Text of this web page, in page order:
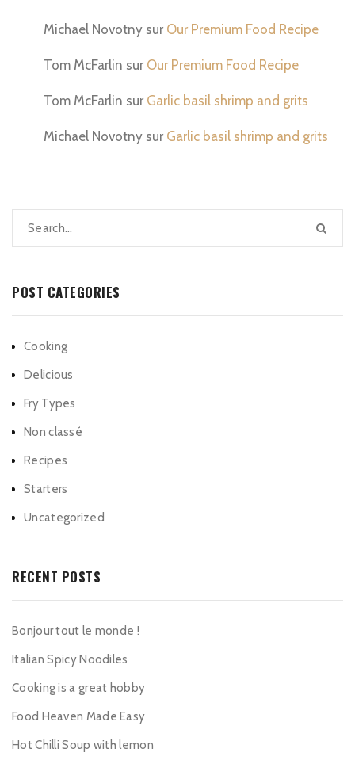
Michael Novotny sur Our Premium Food Recipe
Tom McFarlin sur Our Premium Food Recipe
Tom McFarlin sur Garlic basil shrimp and grits
Michael Novotny sur Garlic basil shrimp and grits
POST CATEGORIES
Cooking
Delicious
Fry Types
Non classé
Recipes
Starters
Uncategorized
RECENT POSTS
Bonjour tout le monde !
Italian Spicy Noodiles
Cooking is a great hobby
Food Heaven Made Easy
Hot Chilli Soup with lemon